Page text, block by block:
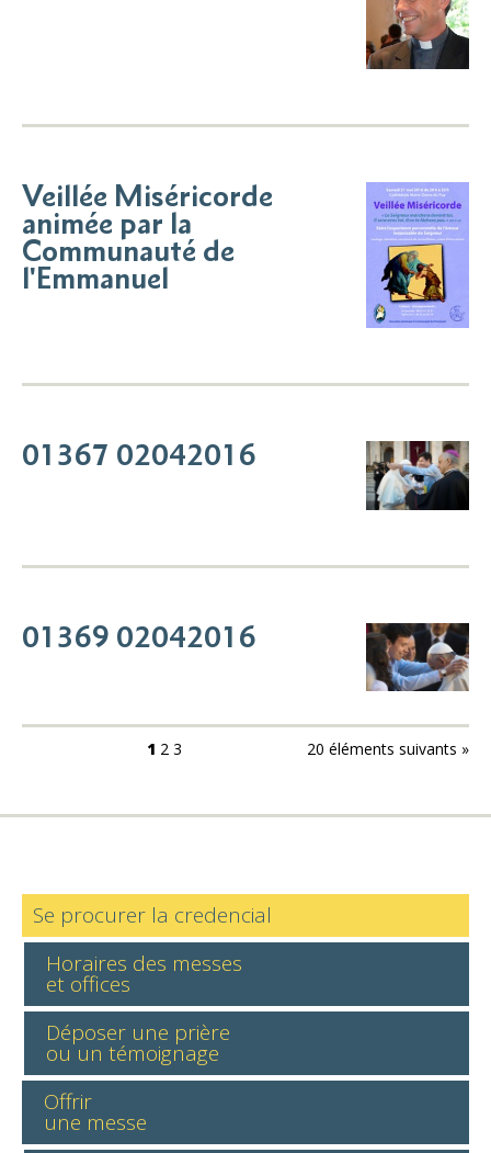
Veillée Miséricorde
animée par la
Communauté de
l'Emmanuel
01367 02042016
01369 02042016
20 éléments suivants »
1 2 3
Se procurer la credencial
Horaires des messes
et offices
Déposer une prière
ou un témoignage
Offrir
une messe